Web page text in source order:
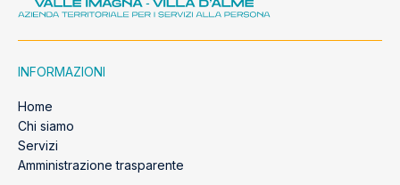
INFORMAZIONI
Home
Chi siamo
Servizi
Amministrazione trasparente